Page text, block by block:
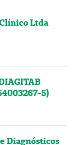
Ltda
5)
Diagnósticos